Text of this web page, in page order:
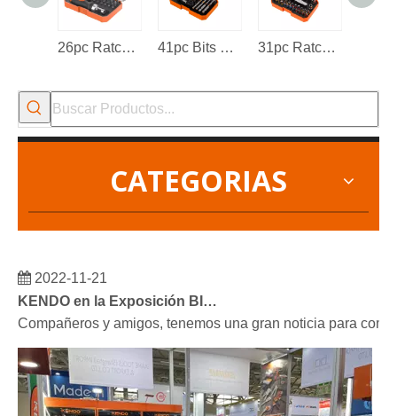
26pc Ratchet Destornillador Bits 41pc Bits de destornillador 31pc Ratchet Wrench Bits Set
CATEGORIAS
2022-11-21
Compañeros y amigos, tenemos una gran noticia para